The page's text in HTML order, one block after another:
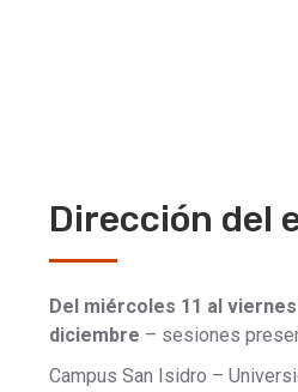
Dirección del
Del miércoles 11 al
diciembre – sesiones
Campus San Isidro –